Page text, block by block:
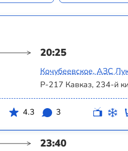
20:25
Кочубеевское, АЗС
Р-217 Кавказ, 234-й
4.3 3
23:40